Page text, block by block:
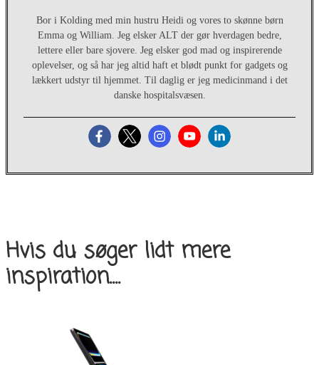
Bor i Kolding med min hustru Heidi og vores to skønne børn
Emma og William. Jeg elsker ALT der gør hverdagen bedre,
lettere eller bare sjovere. Jeg elsker god mad og inspirerende
oplevelser, og så har jeg altid haft et blødt punkt for gadgets og
lækkert udstyr til hjemmet. Til daglig er jeg medicinmand i det
danske hospitalsvæsen.
Hvis du søger lidt mere
inspiration....